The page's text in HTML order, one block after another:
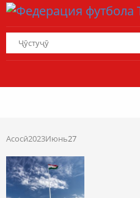
Асосӣ2023Июнь27